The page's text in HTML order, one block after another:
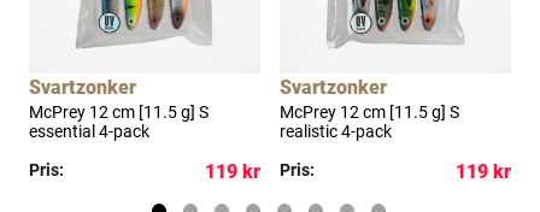
Svartzonker
McPrey 12 cm [11.5 g] S
essential 4-pack
Pris:
119 kr
Svartzonker
McPrey 12 cm [11.5 g] S
realistic 4-pack
Pris:
119 kr